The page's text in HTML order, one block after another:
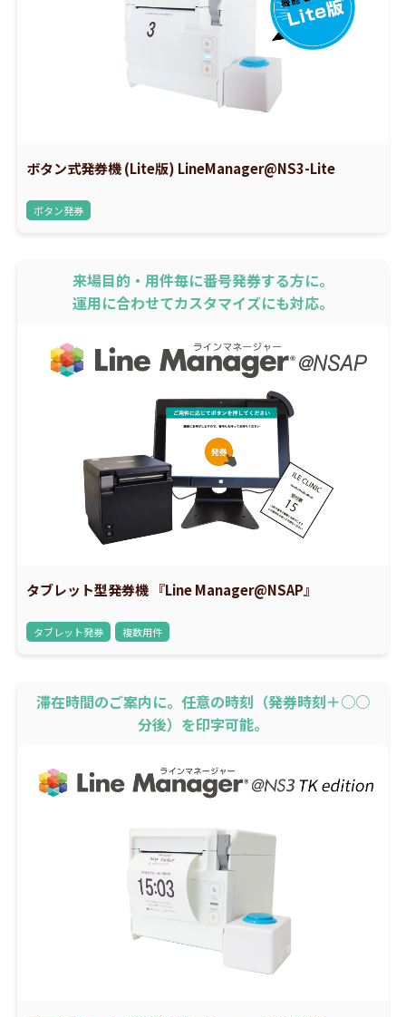
ボタン式発券機 (Lite版) LineManager@NS3-Lite
ボタン発券
来場目的・用件毎に番号発券する方に。
運用に合わせてカスタマイズにも対応。
タブレット型発券機 『Line Manager@NSAP』
タブレット発券 複数用件
滞在時間のご案内に。任意の時刻（発券時刻＋○○
分後）を印字可能。